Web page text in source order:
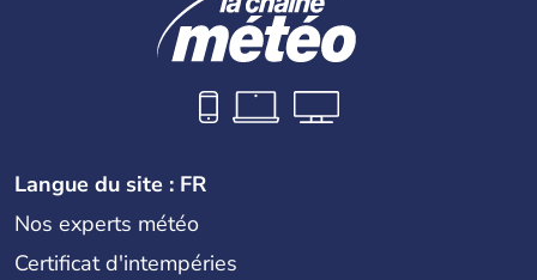
Langue du site : FR
Nos experts météo
Certificat d'intempéries